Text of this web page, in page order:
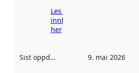
Les meir om
innhenting
her
Sist oppdatert 9. mai 2026